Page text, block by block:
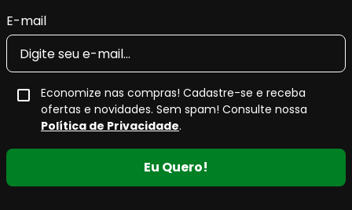
E-mail
Economize nas compras! Cadastre-se e receba
ofertas e novidades. Sem spam! Consulte nossa
Política de Privacidade.
Eu Quero!